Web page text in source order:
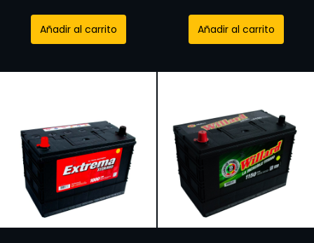
Añadir al carrito Añadir al carrito